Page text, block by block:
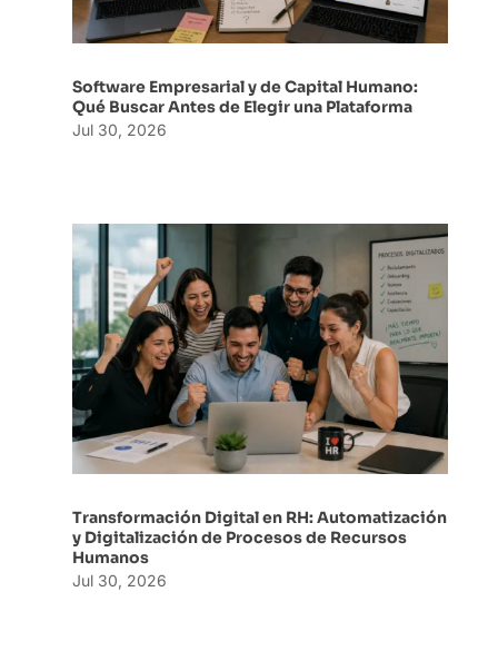
Software Empresarial y de Capital Humano:
Qué Buscar Antes de Elegir una Plataforma
Jul 30, 2026
Transformación Digital en RH: Automatización
y Digitalización de Procesos de Recursos
Humanos
Jul 30, 2026